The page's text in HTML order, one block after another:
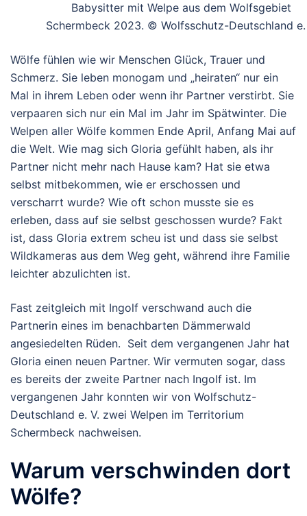
Babysitter mit Welpe aus dem Wolfsgebiet
Schermbeck 2023. © Wolfsschutz-Deutschland
Wölfe fühlen wie wir Menschen Glück, Trauer und
Schmerz. Sie leben monogam und „heiraten“ nur ein
Mal in ihrem Leben oder wenn ihr Partner verstirbt. Sie
verpaaren sich nur ein Mal im Jahr im Spätwinter. Die
Welpen aller Wölfe kommen Ende April, Anfang Mai auf
die Welt. Wie mag sich Gloria gefühlt haben, als ihr
Partner nicht mehr nach Hause kam? Hat sie etwa
selbst mitbekommen, wie er erschossen und
verscharrt wurde? Wie oft schon musste sie es
erleben, dass auf sie selbst geschossen wurde? Fakt
ist, dass Gloria extrem scheu ist und dass sie selbst
Wildkameras aus dem Weg geht, während ihre Familie
leichter abzulichten ist.
Fast zeitgleich mit Ingolf verschwand auch die
Partnerin eines im benachbarten Dämmerwald
angesiedelten Rüden. Seit dem vergangenen Jahr hat
Gloria einen neuen Partner. Wir vermuten sogar, dass
es bereits der zweite Partner nach Ingolf ist. Im
vergangenen Jahr konnten wir von Wolfschutz-
Deutschland e. V. zwei Welpen im Territorium
Schermbeck nachweisen.
Warum verschwinden dort
Wölfe?